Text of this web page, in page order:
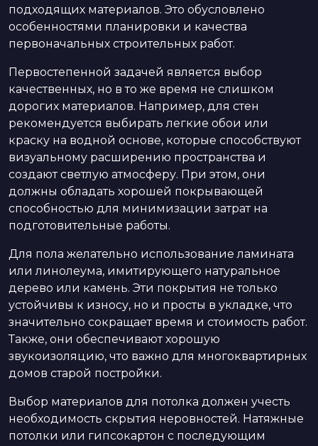
подходящих материалов. Это обусловлено
особенностями планировки и качества
первоначальных строительных работ.
Первостепенной задачей является выбор
качественных, но в то же время не слишком
дорогих материалов. Например, для стен
рекомендуется выбирать легкие обои или
краску на водной основе, которые способствуют
визуальному расширению пространства и
создают светлую атмосферу. При этом, они
должны обладать хорошей покрывающей
способностью для минимизации затрат на
подготовительные работы.
Для пола желательно использование ламината
или линолеума, имитирующего натуральное
дерево или камень. Эти покрытия не только
устойчивы к износу, но и просты в укладке, что
значительно сокращает время и стоимость работ.
Также, они обеспечивают хорошую
звукоизоляцию, что важно для многоквартирных
домов старой постройки.
Выбор материалов для потолка должен учесть
необходимость скрытия неровностей. Натяжные
потолки или гипсокартон с последующим